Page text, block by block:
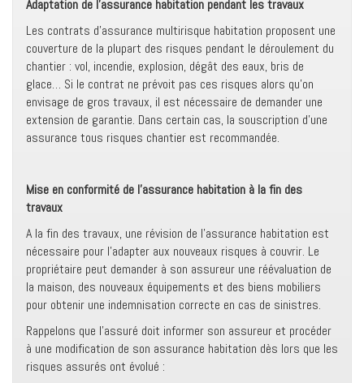
Adaptation de l’assurance habitation pendant les travaux
Les contrats d’assurance multirisque habitation proposent une
couverture de la plupart des risques pendant le déroulement du
chantier : vol, incendie, explosion, dégât des eaux, bris de
glace… Si le contrat ne prévoit pas ces risques alors qu’on
envisage de gros travaux, il est nécessaire de demander une
extension de garantie. Dans certain cas, la souscription d’une
assurance tous risques chantier est recommandée.
Mise en conformité de l’assurance habitation à la fin des
travaux
A la fin des travaux, une révision de l’assurance habitation est
nécessaire pour l’adapter aux nouveaux risques à couvrir. Le
propriétaire peut demander à son assureur une réévaluation de
la maison, des nouveaux équipements et des biens mobiliers
pour obtenir une indemnisation correcte en cas de sinistres.
Rappelons que l’assuré doit informer son assureur et procéder
à une modification de son assurance habitation dès lors que les
risques assurés ont évolué :